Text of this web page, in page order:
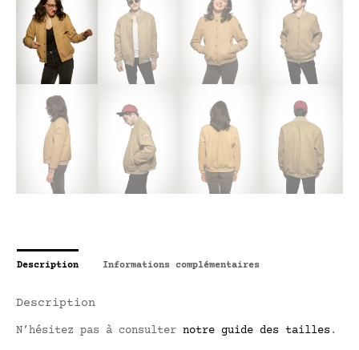
Description Informations complémentaires
Description
N’hésitez pas à consulter notre guide des tailles.